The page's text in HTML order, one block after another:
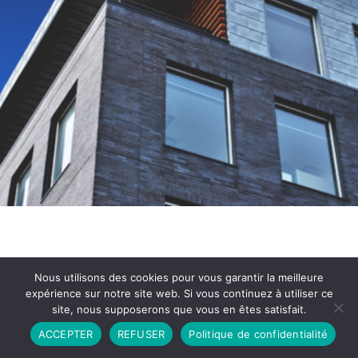
Partenariat Contact
Politique de Confidentialité
CGU
Copyright © 2026 - Propulsé par DIEUDUDIABLE
Nous utilisons des cookies pour vous garantir la meilleure
expérience sur notre site web. Si vous continuez à utiliser ce
site, nous supposerons que vous en êtes satisfait.
ACCEPTER
REFUSER Politique de confidentialité